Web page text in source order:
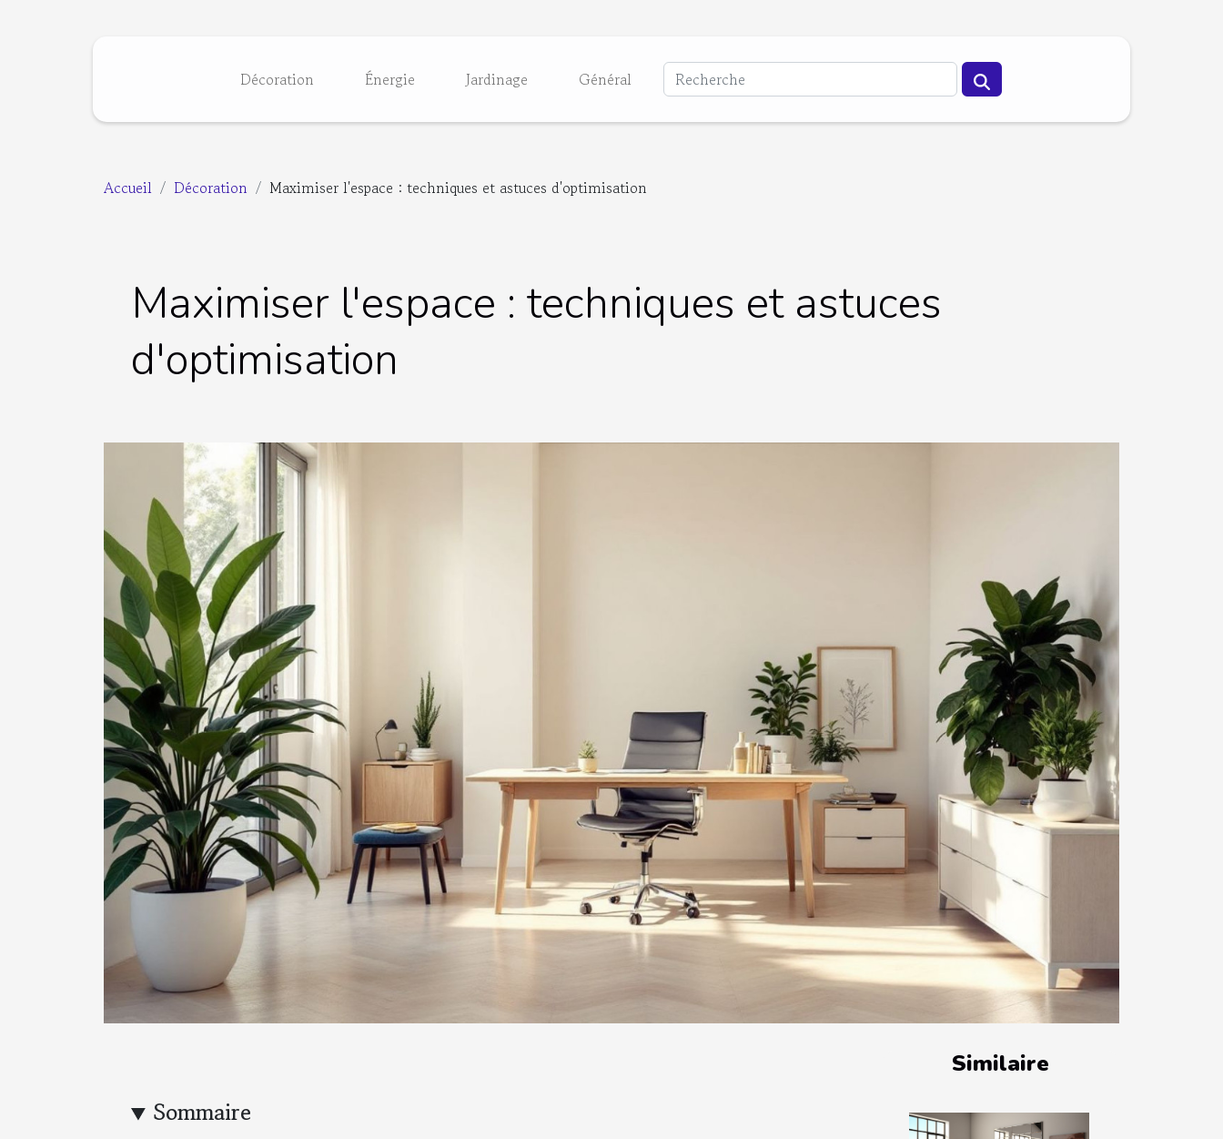
Décoration Énergie Jardinage Général
Accueil Décoration Maximiser l'espace : techniques et astuces d'optimisation
Maximiser l'espace : techniques et astuces
d'optimisation
Sommaire
Similaire